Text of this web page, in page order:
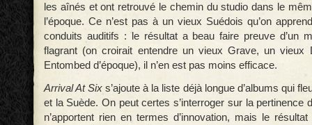
les aînés et ont retrouvé le chemin du studio dans le
l’époque. Ce n’est pas à un vieux Suédois qu’on
conduits auditifs : le résultat a beau faire preuve d’un
flagrant (on croirait entendre un vieux Grave, un vieux
Entombed d’époque), il n’en est pas moins efficace.
Arrival At Six s’ajoute à la liste déjà longue d’albums qui
et la Suède. On peut certes s’interroger sur la pertinence
n’apportent rien en termes d’innovation, mais le